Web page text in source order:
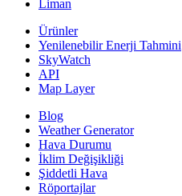
Liman
Ürünler
Yenilenebilir Enerji Tahmini
SkyWatch
API
Map Layer
Blog
Weather Generator
Hava Durumu
İklim Değişikliği
Şiddetli Hava
Röportajlar